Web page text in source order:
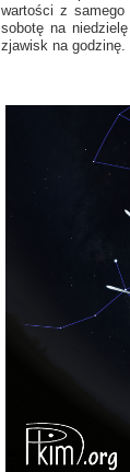
wartości z
sobotę na
zjawisk na godzinę.